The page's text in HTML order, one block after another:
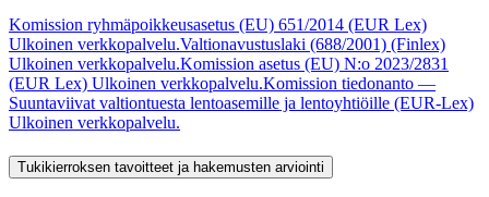
Komission ryhmäpoikkeusasetus (EU) 651/2014 (EUR Lex)
Ulkoinen verkkopalvelu.Valtionavustuslaki (688/2001) (Finlex)
Ulkoinen verkkopalvelu.Komission asetus (EU) N:o 2023/2831
(EUR Lex) Ulkoinen verkkopalvelu.Komission tiedonanto —
Suuntaviivat valtiontuesta lentoasemille ja lentoyhtiöille (EUR-Lex)
Ulkoinen verkkopalvelu.
Tukikierroksen tavoitteet ja hakemusten arviointi